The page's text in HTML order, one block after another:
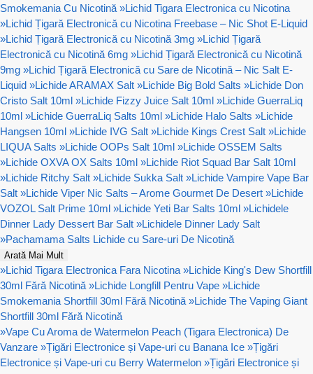
Smokemania Cu Nicotină »Lichid Tigara Electronica cu Nicotina
»Lichid Țigară Electronică cu Nicotina Freebase – Nic Shot E-Liquid
»Lichid Țigară Electronică cu Nicotină 3mg »Lichid Țigară
Electronică cu Nicotină 6mg »Lichid Țigară Electronică cu Nicotină
9mg »Lichid Țigară Electronică cu Sare de Nicotină – Nic Salt E-
Liquid »Lichide ARAMAX Salt »Lichide Big Bold Salts »Lichide Don
Cristo Salt 10ml »Lichide Fizzy Juice Salt 10ml »Lichide GuerraLiq
10ml »Lichide GuerraLiq Salts 10ml »Lichide Halo Salts »Lichide
Hangsen 10ml »Lichide IVG Salt »Lichide Kings Crest Salt »Lichide
LIQUA Salts »Lichide OOPs Salt 10ml »Lichide OSSEM Salts
»Lichide OXVA OX Salts 10ml »Lichide Riot Squad Bar Salt 10ml
»Lichide Ritchy Salt »Lichide Sukka Salt »Lichide Vampire Vape Bar
Salt »Lichide Viper Nic Salts – Arome Gourmet De Desert »Lichide
VOZOL Salt Prime 10ml »Lichide Yeti Bar Salts 10ml »Lichidele
Dinner Lady Dessert Bar Salt »Lichidele Dinner Lady Salt
»Pachamama Salts Lichide cu Sare-uri De Nicotină
Arată Mai Mult
»Lichid Tigara Electronica Fara Nicotina »Lichide King's Dew Shortfill
30ml Fără Nicotină »Lichide Longfill Pentru Vape »Lichide
Smokemania Shortfill 30ml Fără Nicotină »Lichide The Vaping Giant
Shortfill 30ml Fără Nicotină
»Vape Cu Aroma de Watermelon Peach (Tigara Electronica) De
Vanzare »Țigări Electronice și Vape-uri cu Banana Ice »Țigări
Electronice și Vape-uri cu Berry Watermelon »Țigări Electronice și